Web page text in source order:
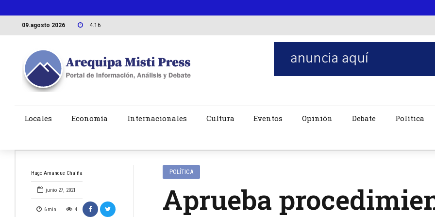
09.agosto 2026 4:16
Locales Economía Internacionales Cultura Eventos Opinión Debate Política
Hugo Amanque Chaiña
junio 27, 2021
6 min 4
POLÍTICA
Aprueba